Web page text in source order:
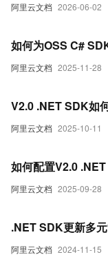
阿里云文档 2026-06-02
阿里云文档 2025-11-28
如何为OSS C#
阿里云文档 2025-10-11
V2.0 .NET SDK如
阿里云文档 2025-09-28
如何配置V2.0
阿里云文档 2024-11-15
.NET SDK更新多